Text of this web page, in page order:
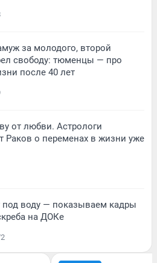
за молодого, второй
свободу: тюменцы — про
после 40 лет
от любви. Астрологи
Раков о переменах в жизни уже
под воду — показываем кадры
на ДОКе